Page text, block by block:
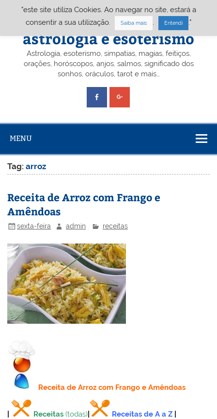
Portal A&E – Portal
astrologia e esoterismo
Astrologia, esoterismo, simpatias, magias, feitiços,
orações, horóscopos, anjos, salmos, significado dos
sonhos, oráculos, tarot e mais…
MENU
Tag:arroz
Receita de Arroz com Frango e
Amêndoas
sexta-feira admin receitas
Receitade Arroz com Frango e Amêndoas
Receitas (todas) Receitas de A a Z
"este site utiliza Cookies. Ao navegar no site, estará a
consentir a sua utilização.
Saiba mais Entendi ."